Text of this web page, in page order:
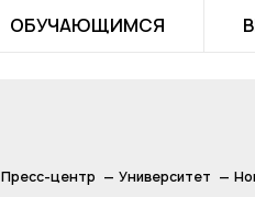
ОБУЧАЮЩИМСЯ
Пресс-центр Университет